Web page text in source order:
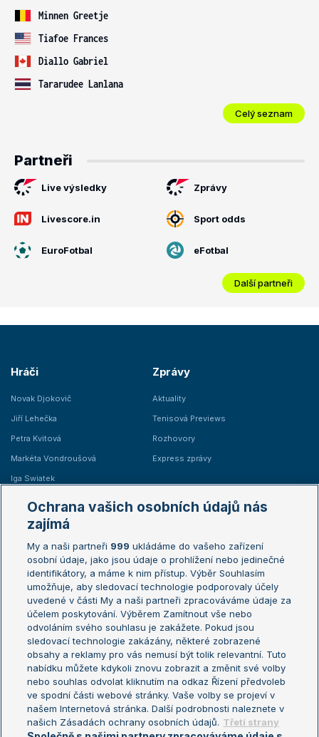
Minnen Greetje
Tiafoe Frances
Diallo Gabriel
Tararudee Lanlana
Celý seznam
Partneři
Live výsledky Zprávy
Livescore.in Sport odds
EuroFotbal eFotbal
Další partneři
Hráči
Novak Djokovič
Jiří Lehečka
Petra Kvitová
Markéta Vondroušová
Iga Swiatek
Zprávy
Aktuality
Tenisová Previews
Rozhovory
Express zprávy
Žebříčky
Žebříček ATP (muži)
Žebříček WTA (ženy)
Sázkařský žebříček
Australian Open
French Open
Wimbledon
US Open
Turnaj mistrů
Turnaj mistryň
Aktualní trendy
Fotbalové přestupy
Livesport Daily
LS Prague Open
Ochrana vašich osobních údajů nás
zajímá
My a naši partneři 999 ukládáme do vašeho zařízení
osobní údaje, jako jsou údaje o prohlížení nebo jedinečné
identifikátory, a máme k nim přístup. Výběr Souhlasím
umožňuje, aby sledovací technologie podporovaly účely
uvedené v části My a naši partneři zpracováváme údaje za
účelem poskytování. Výběrem Zamítnout vše nebo
odvoláním svého souhlasu je zakážete. Pokud jsou
sledovací technologie zakázány, některé zobrazené
obsahy a reklamy pro vás nemusí být tolik relevantní. Tuto
nabídku můžete kdykoli znovu zobrazit a změnit své volby
nebo souhlas odvolat kliknutím na odkaz Řízení předvoleb
ve spodní části webové stránky. Vaše volby se projeví v
našem Internetová stránka. Další podrobnosti naleznete v
našich Zásadách ochrany osobních údajů. Třetí strany